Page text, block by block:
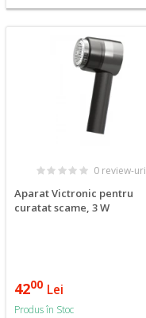
0 review-uri
Aparat Victronic pentru
curatat scame, 3 W
4200 Lei
Produs în Stoc